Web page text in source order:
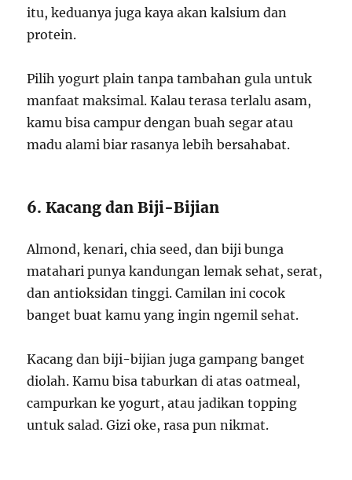
itu, keduanya juga kaya akan kalsium dan
protein.
Pilih yogurt plain tanpa tambahan gula untuk
manfaat maksimal. Kalau terasa terlalu asam,
kamu bisa campur dengan buah segar atau
madu alami biar rasanya lebih bersahabat.
6. Kacang dan Biji-Bijian
Almond, kenari, chia seed, dan biji bunga
matahari punya kandungan lemak sehat, serat,
dan antioksidan tinggi. Camilan ini cocok
banget buat kamu yang ingin ngemil sehat.
Kacang dan biji-bijian juga gampang banget
diolah. Kamu bisa taburkan di atas oatmeal,
campurkan ke yogurt, atau jadikan topping
untuk salad. Gizi oke, rasa pun nikmat.